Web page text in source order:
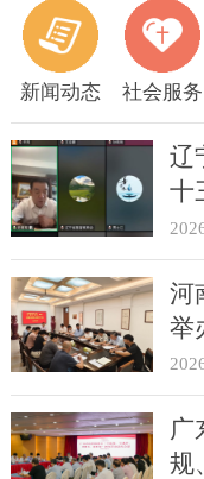
新闻动态 社会服务
辽
十
河
举
广
规